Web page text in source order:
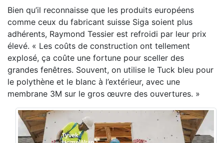
Bien qu’il reconnaisse que les produits européens
comme ceux du fabricant suisse Siga soient plus
adhérents, Raymond Tessier est refroidi par leur prix
élevé. « Les coûts de construction ont tellement
explosé, ça coûte une fortune pour sceller des
grandes fenêtres. Souvent, on utilise le Tuck bleu pour
le polythène et le blanc à l’extérieur, avec une
membrane 3M sur le gros œuvre des ouvertures. »